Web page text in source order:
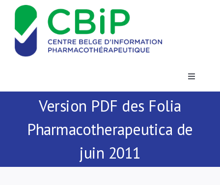
Passer
contenu
Toggle
Actualités
Publications
Formations
Version PDF des Folia
Pharmacotherapeutica de
juin 2011